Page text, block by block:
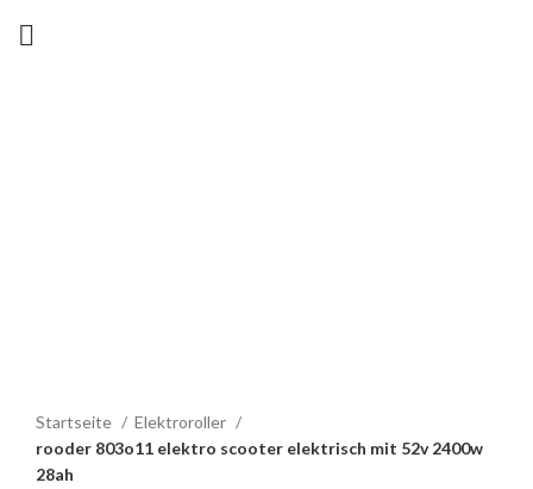
Startseite
Elektroroller
rooder 803o11 elektro scooter elektrisch mit 52v 2400w
28ah